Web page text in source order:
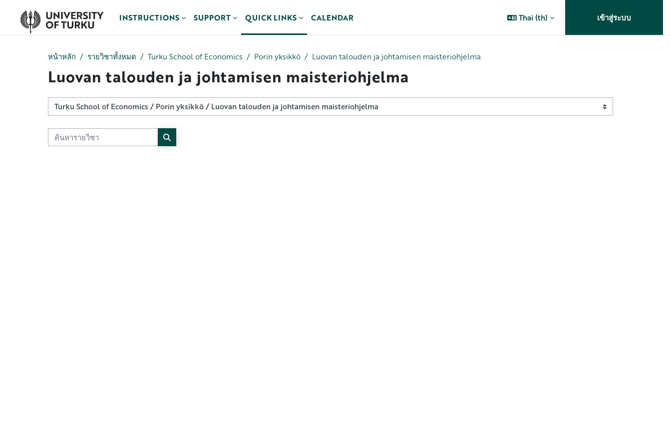
INSTRUCTIONS
SUPPORT QUICK LINKS CALENDAR Thai ‎(th)‎ เข้าสู่ระบบ
หน้าหลัก รายวิชาทั้งหมด Turku School of Economics Porin yksikkö Luovan talouden ja johtamisen maisteriohjelma
Luovan talouden ja johtamisen maisteriohjelma
ประเภทของรายวิชา
ค้นหารายวิชา
ค้นหารายวิชา